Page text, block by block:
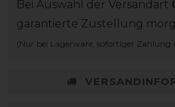
Bei Auswahl der Versandart
garantierte Zustellung
(Nur bei Lagerware, sofortiger Zahlung